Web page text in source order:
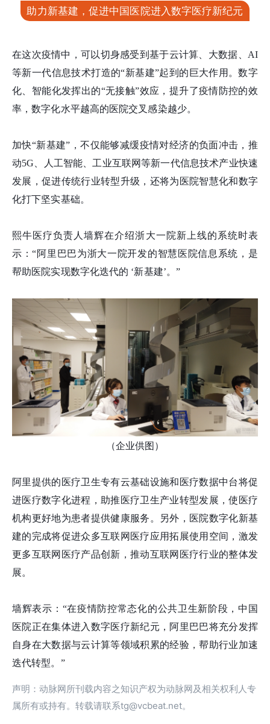
助力新基建，促进中国医院进入数字医疗新纪元
在这次疫情中，可以切身感受到基于云计算、大数据、AI
等新一代信息技术打造的“新基建”起到的巨大作用。数字
化、智能化发挥出的“无接触”效应，提升了疫情防控的效
率，数字化水平越高的医院交叉感染越少。
加快“新基建”，不仅能够减缓疫情对经济的负面冲击，推
动5G、人工智能、工业互联网等新一代信息技术产业快速
发展，促进传统行业转型升级，还将为医院智慧化和数字
化打下坚实基础。
熙牛医疗负责人墙辉在介绍浙大一院新上线的系统时表
示：“阿里巴巴为浙大一院开发的智慧医院信息系统，是
帮助医院实现数字化迭代的 ‘新基建’。”
（企业供图）
阿里提供的医疗卫生专有云基础设施和医疗数据中台将促
进医疗数字化进程，助推医疗卫生产业转型发展，使医疗
机构更好地为患者提供健康服务。另外，医院数字化新基
建的完成将促进众多互联网医疗应用拓展使用空间，激发
更多互联网医疗产品创新，推动互联网医疗行业的整体发
展。
墙辉表示：“在疫情防控常态化的公共卫生新阶段，中国
医院正在集体进入数字医疗新纪元，阿里巴巴将充分发挥
自身在大数据与云计算等领域积累的经验，帮助行业加速
迭代转型。”
声明：动脉网所刊载内容之知识产权为动脉网及相关权利人专
属所有或持有。转载请联系tg@vcbeat.net。